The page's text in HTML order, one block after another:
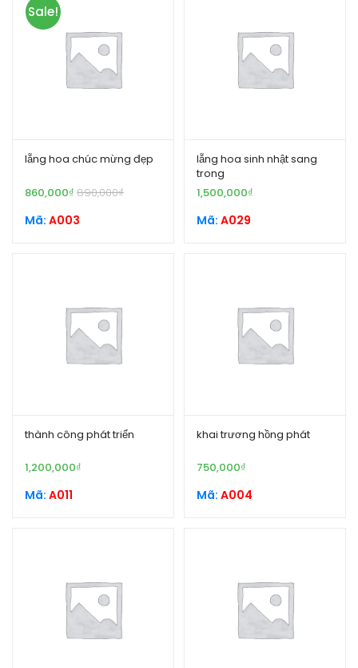
Sale!
lẵng hoa chúc mừng đẹp
860,000₫ 890,000₫
Mã: A003
lẵng hoa sinh nhật sang
trong
1,500,000₫
Mã: A029
thành công phát triển
1,200,000₫
Mã: A011
khai trương hồng phát
750,000₫
Mã: A004